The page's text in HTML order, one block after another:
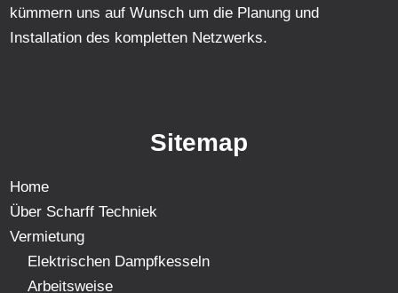
kümmern uns auf Wunsch um die Planung und
Installation des kompletten Netzwerks.
Sitemap
Home
Über Scharff Techniek
Vermietung
Elektrischen Dampfkesseln
Arbeitsweise